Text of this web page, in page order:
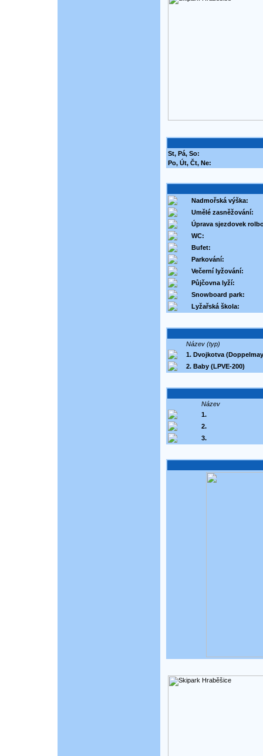
St, Pá, So:
Po, Út, Čt, Ne:
Nadmořská výška:
Umělé zasněžování:
Úprava sjezdovek
WC:
Bufet:
Parkování:
Večerní lyžování:
Půjčovna lyží:
Snowboard park:
Lyžařská škola:
Název (typ)
1. Dvojkotva
2. Baby (LPVE-200)
Název
1.
2.
3.